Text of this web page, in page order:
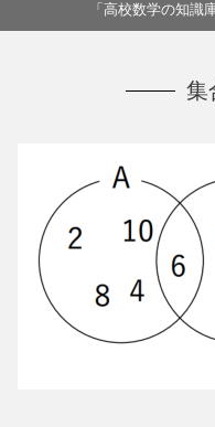
「高校数学の知識
集